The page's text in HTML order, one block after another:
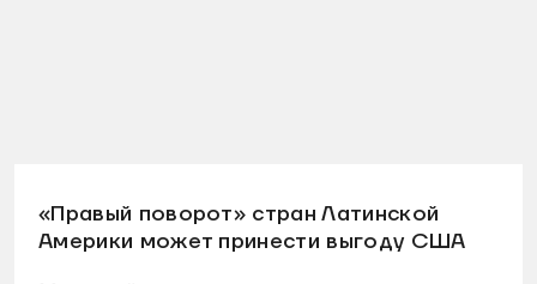
«Правый поворот» стран Латинской
Америки может принести выгоду США